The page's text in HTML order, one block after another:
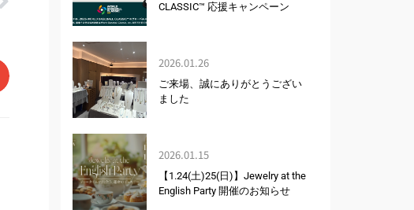
CLASSIC™ 応援キャンペーン
2026.01.26
ご来場、誠にありがとうござい
ました
2026.01.15
【1.24(土)25(日)】Jewelry at the
English Party 開催のお知らせ